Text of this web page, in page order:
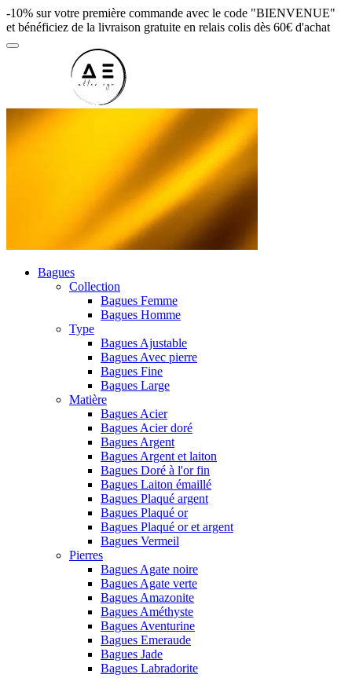
-10% sur votre première commande avec le code "BIENVENUE"
et bénéficiez de la livraison gratuite en relais colis dès 60€ d'achat
Bagues
Collection
Bagues Femme
Bagues Homme
Type
Bagues Ajustable
Bagues Avec pierre
Bagues Fine
Bagues Large
Matière
Bagues Acier
Bagues Acier doré
Bagues Argent
Bagues Argent et laiton
Bagues Doré à l'or fin
Bagues Laiton émaillé
Bagues Plaqué argent
Bagues Plaqué or
Bagues Plaqué or et argent
Bagues Vermeil
Pierres
Bagues Agate noire
Bagues Agate verte
Bagues Amazonite
Bagues Améthyste
Bagues Aventurine
Bagues Emeraude
Bagues Jade
Bagues Labradorite